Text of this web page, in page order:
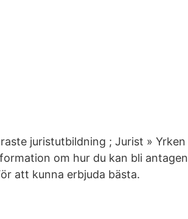
juristutbildning ; Jurist » Yrken
om hur du kan bli antagen
att kunna erbjuda bästa.